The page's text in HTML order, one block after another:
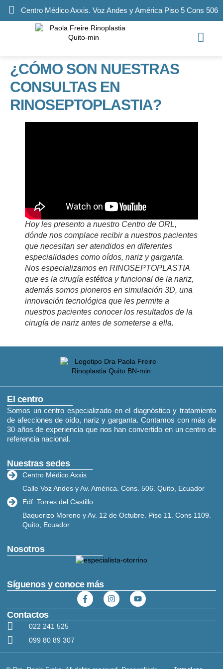
Centro Médico Axxis. Voz Andes y América Piso 5 Cons 506
¿CÓMO SON NUESTRAS
CONSULTAS EN
RINOSEPTOPLASTIA?
Hoy les presento a nuestro Centro de ORL,
dónde nos complace recibir a nuestros pacientes
que necesitan ser atendidos en diferentes
especialidades como oídos, nariz y garganta.
Nos especializamos en RINOSEPTOPLASTIA
que es la cirugía estética y funcional de la nariz,
además somos pioneros en simulación 3D, una
innovación tecnológica que les permite a
nuestros pacientes conocer los resultados de la
cirugía de nariz antes de someterse a ella.
El centro
Somos un centro especializado en el diagnóstico y tratamiento
de afecciones de oído, nariz y garganta. Contamos con más de
30 años de experiencia que nos han convertido en un centro de
referencia nacional.
Nuestras sedes
Centro Médico Axxis
Calle Voz Andes y Av. América. Cons. 506. Quito, Ecuador
Edf. Torres del Castillo
Baquerizo Moreno y Av. 12 de Octubre. Piso 11. Cons 1109.
Quito, Ecuador
Nosotros
Síguenos y conoce más
Contactos
022 241 525
099 80 89 307